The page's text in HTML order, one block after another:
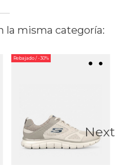
la misma categoría:
Rebajado/ -30%
Next